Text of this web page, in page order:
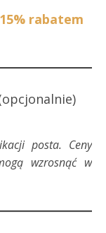
rabatem
posta. Ceny
wzrosnąć w